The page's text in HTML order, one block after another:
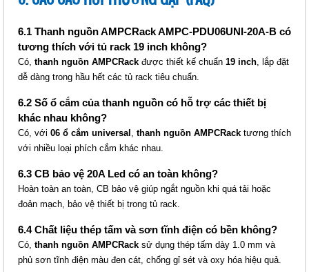
6.1 Thanh nguồn AMPCRack AMPC-PDU06UNI-20A-B có
tương thích với tủ rack 19 inch không?
Có, thanh nguồn AMPCRack được thiết kế chuẩn 19 inch, lắp đặt
dễ dàng trong hầu hết các tủ rack tiêu chuẩn.
6.2 Số ổ cắm của thanh nguồn có hỗ trợ các thiết bị
khác nhau không?
Có, với 06 ổ cắm universal , thanh nguồn AMPCRack tương thích
với nhiều loại phích cắm khác nhau.
6.3 CB bảo vệ 20A Led có an toàn không?
Hoàn toàn an toàn, CB bảo vệ giúp ngắt nguồn khi quá tải hoặc
đoản mạch, bảo vệ thiết bị trong tủ rack.
6.4 Chất liệu thép tấm và sơn tĩnh điện có bền không?
Có, thanh nguồn AMPCRack sử dụng thép tấm dày 1.0 mm và
phủ sơn tĩnh điện màu đen cát, chống gỉ sét và oxy hóa hiệu quả.